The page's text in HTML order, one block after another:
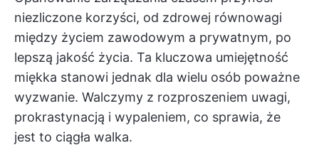
niezliczone korzyści, od zdrowej równowagi
między życiem zawodowym a prywatnym, po
lepszą jakość życia. Ta kluczowa umiejętność
miękka stanowi jednak dla wielu osób poważne
wyzwanie. Walczymy z rozproszeniem uwagi,
prokrastynacją i wypaleniem, co sprawia, że
jest to ciągła walka.